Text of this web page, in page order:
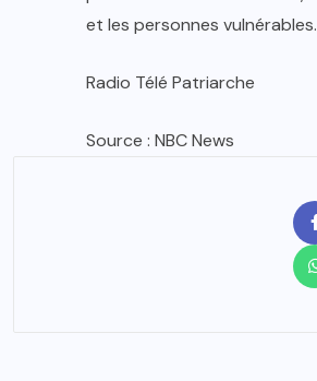
et les personnes vulnérables.
Radio Télé Patriarche
Source : NBC News